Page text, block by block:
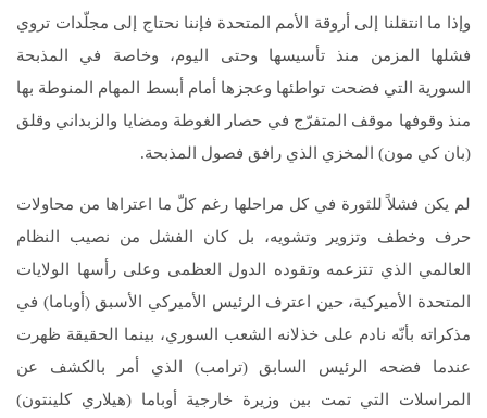
وإذا ما انتقلنا إلى أروقة الأمم المتحدة فإننا نحتاج إلى مجلّدات تروي
فشلها المزمن منذ تأسيسها وحتى اليوم، وخاصة في المذبحة
السورية التي فضحت تواطئها وعجزها أمام أبسط المهام المنوطة بها
منذ وقوفها موقف المتفرّج في حصار الغوطة ومضايا والزبداني وقلق
(بان كي مون) المخزي الذي رافق فصول المذبحة.
لم يكن فشلاً للثورة في كل مراحلها رغم كلّ ما اعتراها من محاولات
حرف وخطف وتزوير وتشويه، بل كان الفشل من نصيب النظام
العالمي الذي تتزعمه وتقوده الدول العظمى وعلى رأسها الولايات
المتحدة الأميركية، حين اعترف الرئيس الأميركي الأسبق (أوباما) في
مذكراته بأنّه نادم على خذلانه الشعب السوري، بينما الحقيقة ظهرت
عندما فضحه الرئيس السابق (ترامب) الذي أمر بالكشف عن
المراسلات التي تمت بين وزيرة خارجية أوباما (هيلاري كلينتون)